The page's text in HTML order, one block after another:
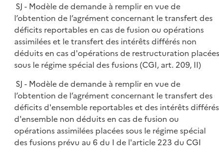
SJ - Modèle de demande à remplir en vue de
l’obtention de l’agrément concernant le transfert des
déficits reportables en cas de fusion ou opérations
assimilées et le transfert des intérêts différés non
déduits en cas d'opérations de restructuration placées
sous le régime spécial des fusions (CGI, art. 209, II)
SJ - Modèle de demande à remplir en vue de
l’obtention de l’agrément concernant le transfert des
déficits d'ensemble reportables et des intérêts différés
d'ensemble non déduits en cas de fusion ou
opérations assimilées placées sous le régime spécial
des fusions prévu au 6 du I de l'article 223 du CGI